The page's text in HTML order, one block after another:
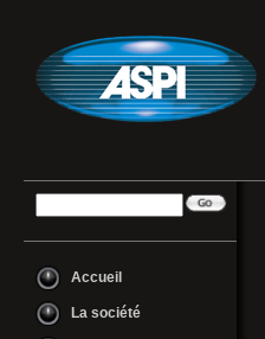
Accueil
La société